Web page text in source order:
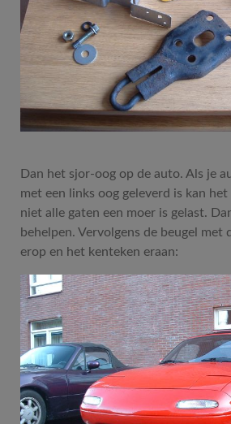
Dan het sjor-oog op de auto. Als je
met een links oog geleverd is kan
niet alle gaten een moer is gelast.
behelpen. Vervolgens de beugel met
erop en het kenteken eraan: